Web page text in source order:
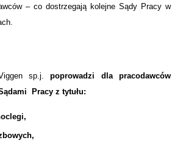
– co dostrzegają kolejne Sądy Pracy w
Viggen sp.j.poprowadzi dla pracodawców
Pracy z tytułu: